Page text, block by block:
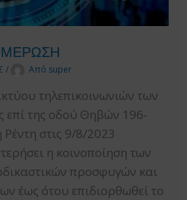
/ Από super
τηλεπικοινωνιών των
επί της οδού Θηβών 196-
στις 9/8/2023
η κοινοποίηση των
προσφυγών και
έως ότου επιδιορθωθεί το